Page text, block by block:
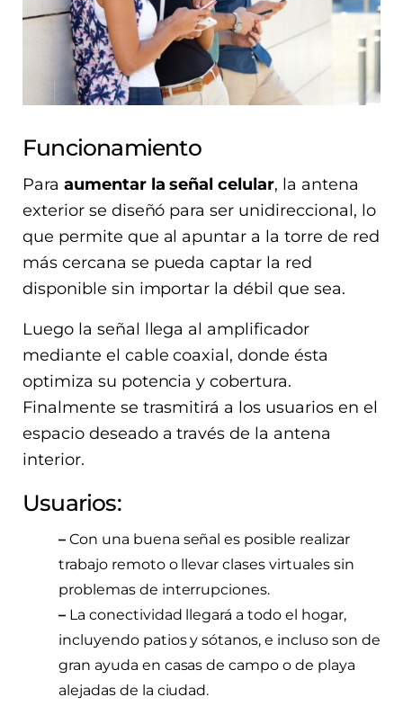
Funcionamiento
Para aumentar la señal celular, la antena
exterior se diseñó para ser unidireccional, lo
que permite que al apuntar a la torre de red
más cercana se pueda captar la red
disponible sin importar la débil que sea.
Luego la señal llega al amplificador
mediante el cable coaxial, donde ésta
optimiza su potencia y cobertura.
Finalmente se trasmitirá a los usuarios en el
espacio deseado a través de la antena
interior.
Usuarios:
–Con una buena señal es posible realizar
trabajo remoto o llevar clases virtuales sin
problemas de interrupciones.
–La conectividad llegará a todo el hogar,
incluyendo patios y sótanos, e incluso son de
gran ayuda en casas de campo o de playa
alejadas de la ciudad.